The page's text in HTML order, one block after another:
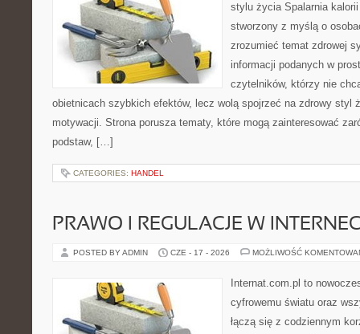
stylu życia Spalarnia
stworzony z myślą o
zrozumieć temat zdrowej
informacji podanych w
czytelników, którzy nie
obietnicach szybkich efektów, lecz wolą spojrzeć na zdrowy styl
motywacji. Strona porusza tematy, które mogą zainteresować
podstaw, […]
CATEGORIES: HANDEL
PRAWO I REGULACJE W
POSTED BY ADMIN CZE - 17 - 2026 MOŻLIWOŚĆ
Internat.com.pl to
cyfrowemu światu oraz
łączą się z codziennym